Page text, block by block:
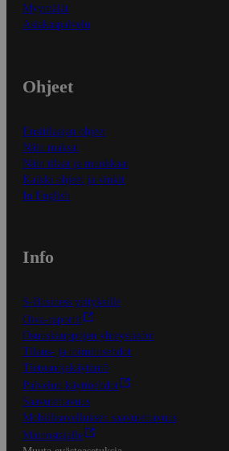
Myymälät
Asiakaspalvelu
Ohjeet
Ensitilaajan ohjeet
Näin maksat
Näin tilaat ja muokkaat
Kaikki ohjeet ja vinkit
In English
Info
S-Business yrityksille
Oiva-raportit
Osuuskauppojen yhteystiedot
Tilaus- ja toimitusehdot
Tietosuojakäytäntö
Palvelun käyttöehdot
Saavutettavuus
Mobiilisovelluksen saavutettavuus
Mainostajalle